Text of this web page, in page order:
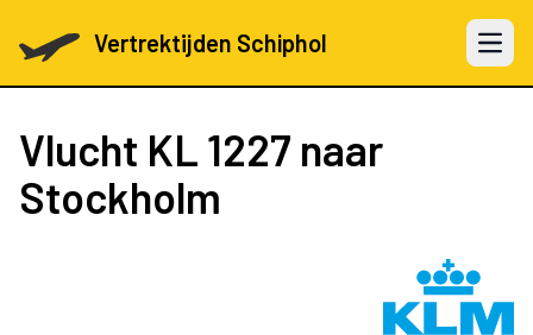
Vertrektijden Schiphol Open
Vlucht KL 1227 naar
Stockholm